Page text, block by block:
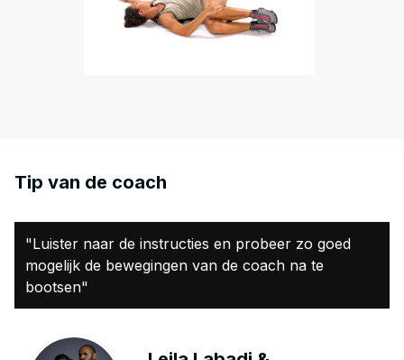
Tip van de coach
"Luister naar de instructies en probeer zo goed
mogelijk de bewegingen van de coach na te
bootsen"